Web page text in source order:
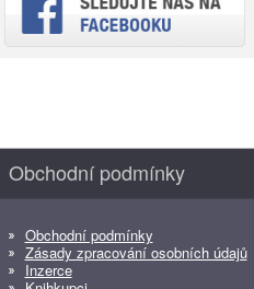
Obchodní podmínky
Obchodní podmínky
Zásady zpracování osobních údajů
Inzerce